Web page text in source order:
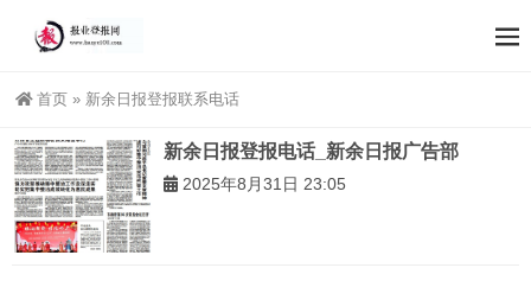
首页 » 新余日报登报联系电话
新余日报登报电话_新余日报广告部
2025年8月31日 23:05